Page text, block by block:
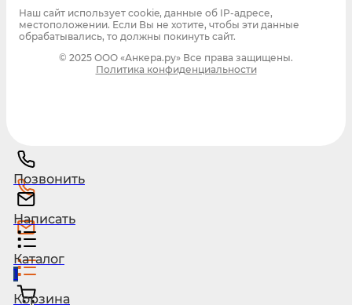
Наш сайт использует cookie, данные об IP-адресе,
местоположении. Если Вы не хотите, чтобы эти данные
обрабатывались, то должны покинуть сайт.
© 2025 ООО «Анкера.ру» Все права защищены.
Политика конфиденциальности
Позвонить
Написать
Каталог
1
Корзина